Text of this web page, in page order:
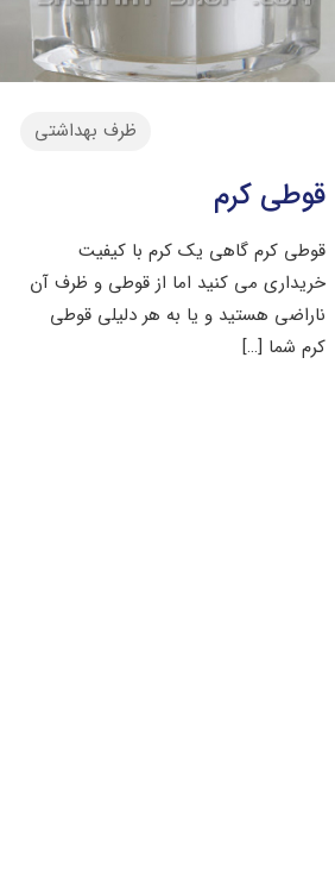
ظرف بهداشتی
قوطی کرم
قوطی کرم گاهی یک کرم با کیفیت
خریداری می کنید اما از قوطی و ظرف آن
ناراضی هستید و یا به هر دلیلی قوطی
کرم شما […]